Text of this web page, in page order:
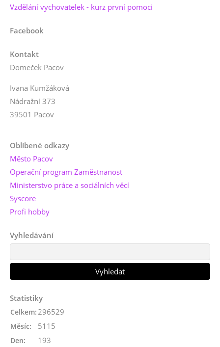
Vzdělání vychovatelek - kurz první pomoci
Facebook
Kontakt
Domeček Pacov
Ivana Kumžáková
Nádražní 373
39501 Pacov
Oblíbené odkazy
Město Pacov
Operační program Zaměstnanost
Ministerstvo práce a sociálních věcí
Syscore
Profi hobby
Vyhledávání
Statistiky
Celkem: 296529
Měsíc: 5115
Den: 193